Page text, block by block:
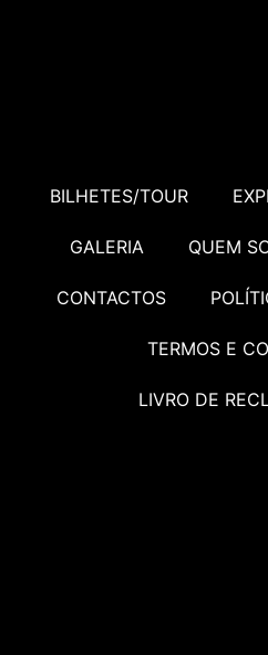
BILHETES/TOUR
GALERIA QUEM
CONTACTOS
TERMOS E
LIVRO DE